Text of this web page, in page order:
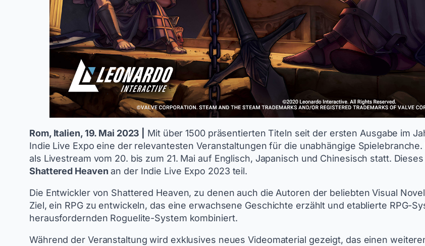
Rom, Italien, 19. Mai 2023 |
Mit über 1500 präsentierten Titeln seit der ersten Ausgabe im
Indie Live Expo eine der relevantesten Veranstaltungen für die unabhängige
als Livestream vom 20. bis zum 21. Mai auf Englisch, Japanisch und Chinesisch statt.
Shattered Heaven an der Indie Live Expo 2023 teil.
Die Entwickler von Shattered Heaven, zu denen auch die Autoren der beliebten Visual
Ziel, ein RPG zu entwickeln, das eine erwachsene Geschichte erzählt und etablierte RPG-
herausfordernden Roguelite-System kombiniert.
Während der Veranstaltung wird exklusives neues Videomaterial gezeigt, das einen